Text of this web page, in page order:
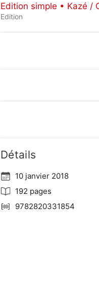
Edition simple • Kazé /
Edition
Détails
10 janvier 2018
192 pages
9782820331854